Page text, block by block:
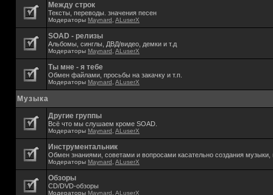
Между строк
Тексты, переводы. значения песен
Модераторы Maynard ALuserX
SOAD - релизы
Альбомы, синглы, ДВД/видео, демки и т.д
Модераторы Maynard ALuserX
Ты мне - я тебе
Обмен файлами, просьбы на закачку и т.п.
Модераторы Maynard ALuserX
Музыка
Другие группы
Всё что мы слушаем кроме SOAD.
Модераторы Maynard ALuserX
Инструментальник
Обмен знаниями, советами и вопросами касательно создания музыки,
Модераторы Maynard ALuserX
Обзоры
CD/DVD-обзоры
Модераторы Maynard ALuserX